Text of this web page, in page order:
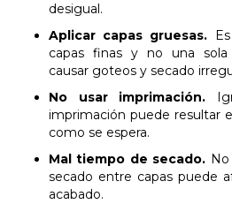
desigual.
Aplicar capas gruesas.
capas finas y no una sola
causar goteos y secado
No
usar imprimación.
imprimación puede resultar
como se espera.
Mal tiempo de secado.
secado entre capas puede
acabado.